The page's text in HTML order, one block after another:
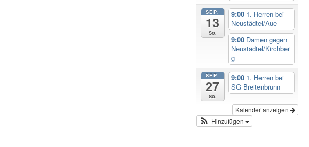
SEP.
13
So.
9:00 1. Herren bei
Neustädtel/Aue
9:00 Damen gegen
Neustädtel/Kirchber
g
SEP.
27
So.
9:00 1. Herren bei
SG Breitenbrunn
Kalender anzeigen
Hinzufügen